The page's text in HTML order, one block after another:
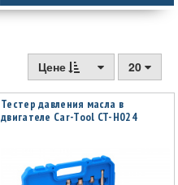
Цене 20
Тестер давления масла в
двигателе Car-Tool CT-H024